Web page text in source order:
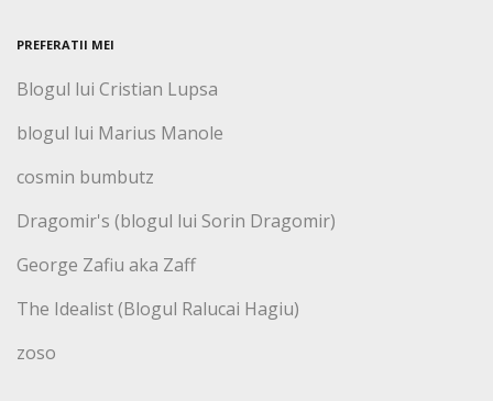
PREFERATII MEI
Blogul lui Cristian Lupsa
blogul lui Marius Manole
cosmin bumbutz
Dragomir's (blogul lui Sorin Dragomir)
George Zafiu aka Zaff
The Idealist (Blogul Ralucai Hagiu)
zoso